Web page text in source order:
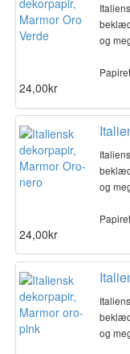
og
24,00kr
og
24,00kr
og